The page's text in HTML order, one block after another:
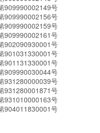
909990002149号
909990002156号
909990002159号
909990002161号
902090930001号
901031330001号
901131330001号
909990030044号
931280000039号
931280001871号
931010000163号
904011830001号